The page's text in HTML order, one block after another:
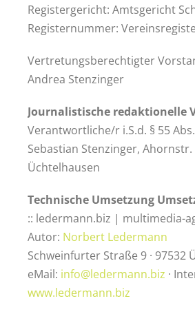
Registergericht: Amtsgericht
Registernummer:
Vertretungsberechtigter
Andrea Stenzinger
Journalistische redaktionelle
Verantwortliche/r i.S.d. § 55 Abs.
Sebastian Stenzinger, Ahornstr.
Üchtelhausen
Technische Umsetzung
:: ledermann.biz | multimedia-
Autor: Norbert Ledermann
Schweinfurter Straße 9 · 97532
eMail: info@ledermann.biz ·
www.ledermann.biz